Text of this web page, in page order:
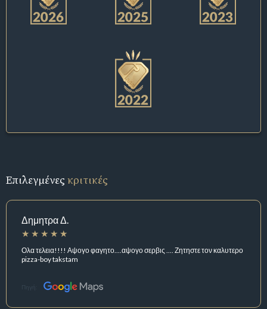
Επιλεγμένεςκριτικές
Δημητρα Δ.
Ολα τελεια!!!! Αψογο φαγητο....αψογο σερβις .... Ζητηστε τον καλυτερο
pizza-boy takstam
Πηγή: